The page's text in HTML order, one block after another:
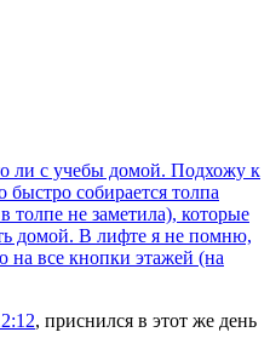
ли с учебы домой. Подхожу к
быстро собирается толпа
не заметила), которые
домой. В лифте я не помню,
все кнопки этажей (на
, приснился в этот же день